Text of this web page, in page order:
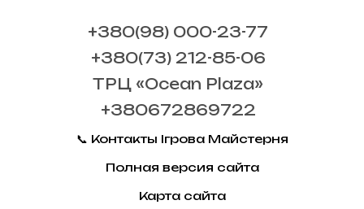
+380(98) 000-23-77
+380(73) 212-85-06
ТРЦ «Ocean Plaza»
+380672869722
📞 Контакты Ігрова Майстерня
Полная версия сайта
Карта сайта